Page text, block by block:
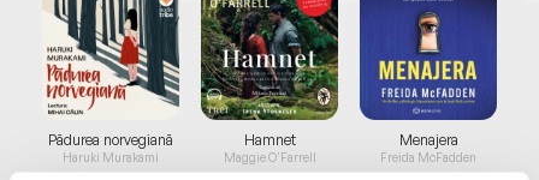
Pădurea norvegiană
Haruki Murakami
Hamnet
Maggie O'Farrell
Menajera
Freida McFadden